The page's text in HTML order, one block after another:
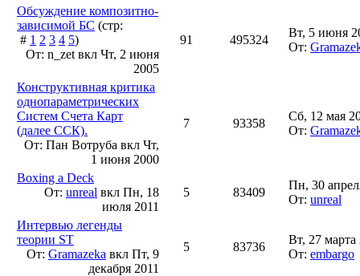
Обсуждение композитно-
зависимой БС (стр:
# 1 2 3 4 5)
От: n_zet вкл Чт, 2 июня
2005
91 495324
Вт, 5 июня
От:
Конструктивная критика
однопараметрических
Систем Счета Карт
(далее ССК).
От: Пан Вотруба вкл Чт,
1 июня 2000
7 93358
Сб, 12 мая
От:
Boxing a Deck
От: unreal вкл Пн, 18
июля 2011
5 83409
Пн, 30
От: unreal
Интервью легенды
теории ST
От: Gramazeka вкл Пт, 9
декабря 2011
5 83736
Вт, 27 марта
От: embargo